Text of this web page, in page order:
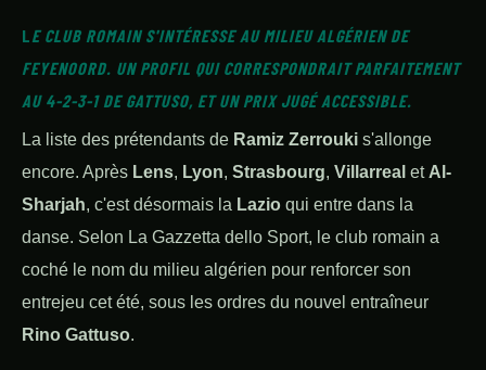
LE CLUB ROMAIN S'INTÉRESSE AU MILIEU ALGÉRIEN DE
FEYENOORD. UN PROFIL QUI CORRESPONDRAIT PARFAITEMENT
AU 4-2-3-1 DE GATTUSO, ET UN PRIX JUGÉ ACCESSIBLE.
La liste des prétendants de Ramiz Zerrouki s'allonge
encore. Après Lens, Lyon, Strasbourg, Villarreal et Al-
Sharjah, c'est désormais la Lazio qui entre dans la
danse. Selon La Gazzetta dello Sport, le club romain a
coché le nom du milieu algérien pour renforcer son
entrejeu cet été, sous les ordres du nouvel entraîneur
Rino Gattuso.